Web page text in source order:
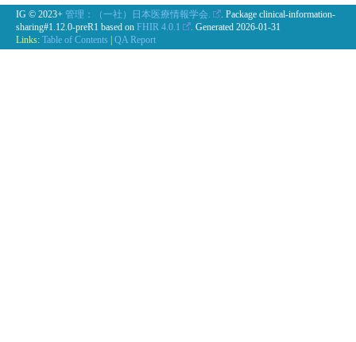
IG © 2023+ 管理：（一社）日本医療情報学会.
. Package clinical-information-
sharing#1.12.0-preR1 based on FHIR 4.0.1 . Generated 2026-01-31
Links: Table of Contents QA Report